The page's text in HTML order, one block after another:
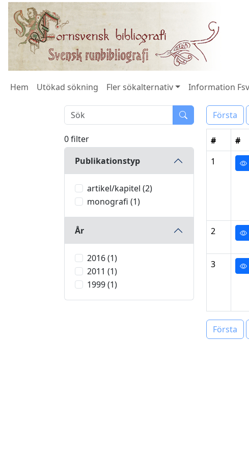
Hem Utökad sökning Fler sökalternativ Information
0 filter
Publikationstyp
artikel/kapitel (2)
monografi (1)
År
2016 (1)
2011 (1)
1999 (1)
Första
# #
1
2
3
Första